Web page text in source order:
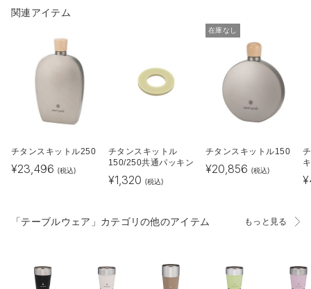
関連アイテム
チタンスキットル250
¥23,496 (税込)
チタンスキットル
150/250共通パッキン
¥1,320 (税込)
在庫なし
チタンスキットル150
¥20,856 (税込)
¥
「テーブルウェア」カテゴリの他のアイテム もっと見る